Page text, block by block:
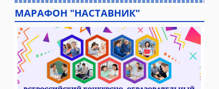
МАРАФОН "НАСТАВНИК"